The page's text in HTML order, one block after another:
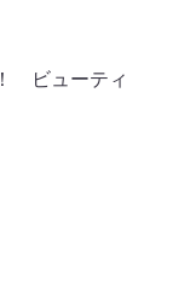
ビューティ